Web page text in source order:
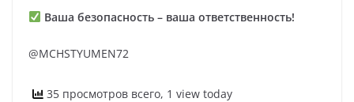
Ваша безопасность – ваша ответственность!
@MCHSTYUMEN72
35 просмотров всего, 1 view today